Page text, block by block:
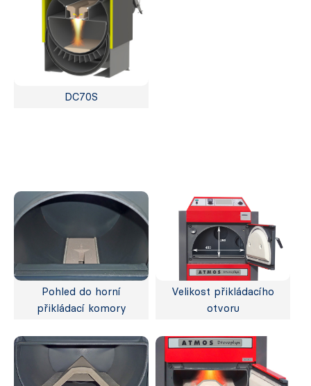
DC70S
Pohled do horní
přikládací komory
Velikost přikládacího
otvoru